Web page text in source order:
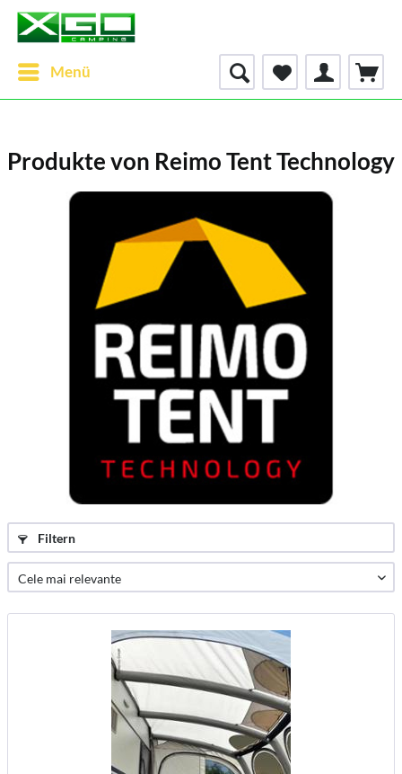
Menü
Produkte von Reimo Tent Technology
Filtern